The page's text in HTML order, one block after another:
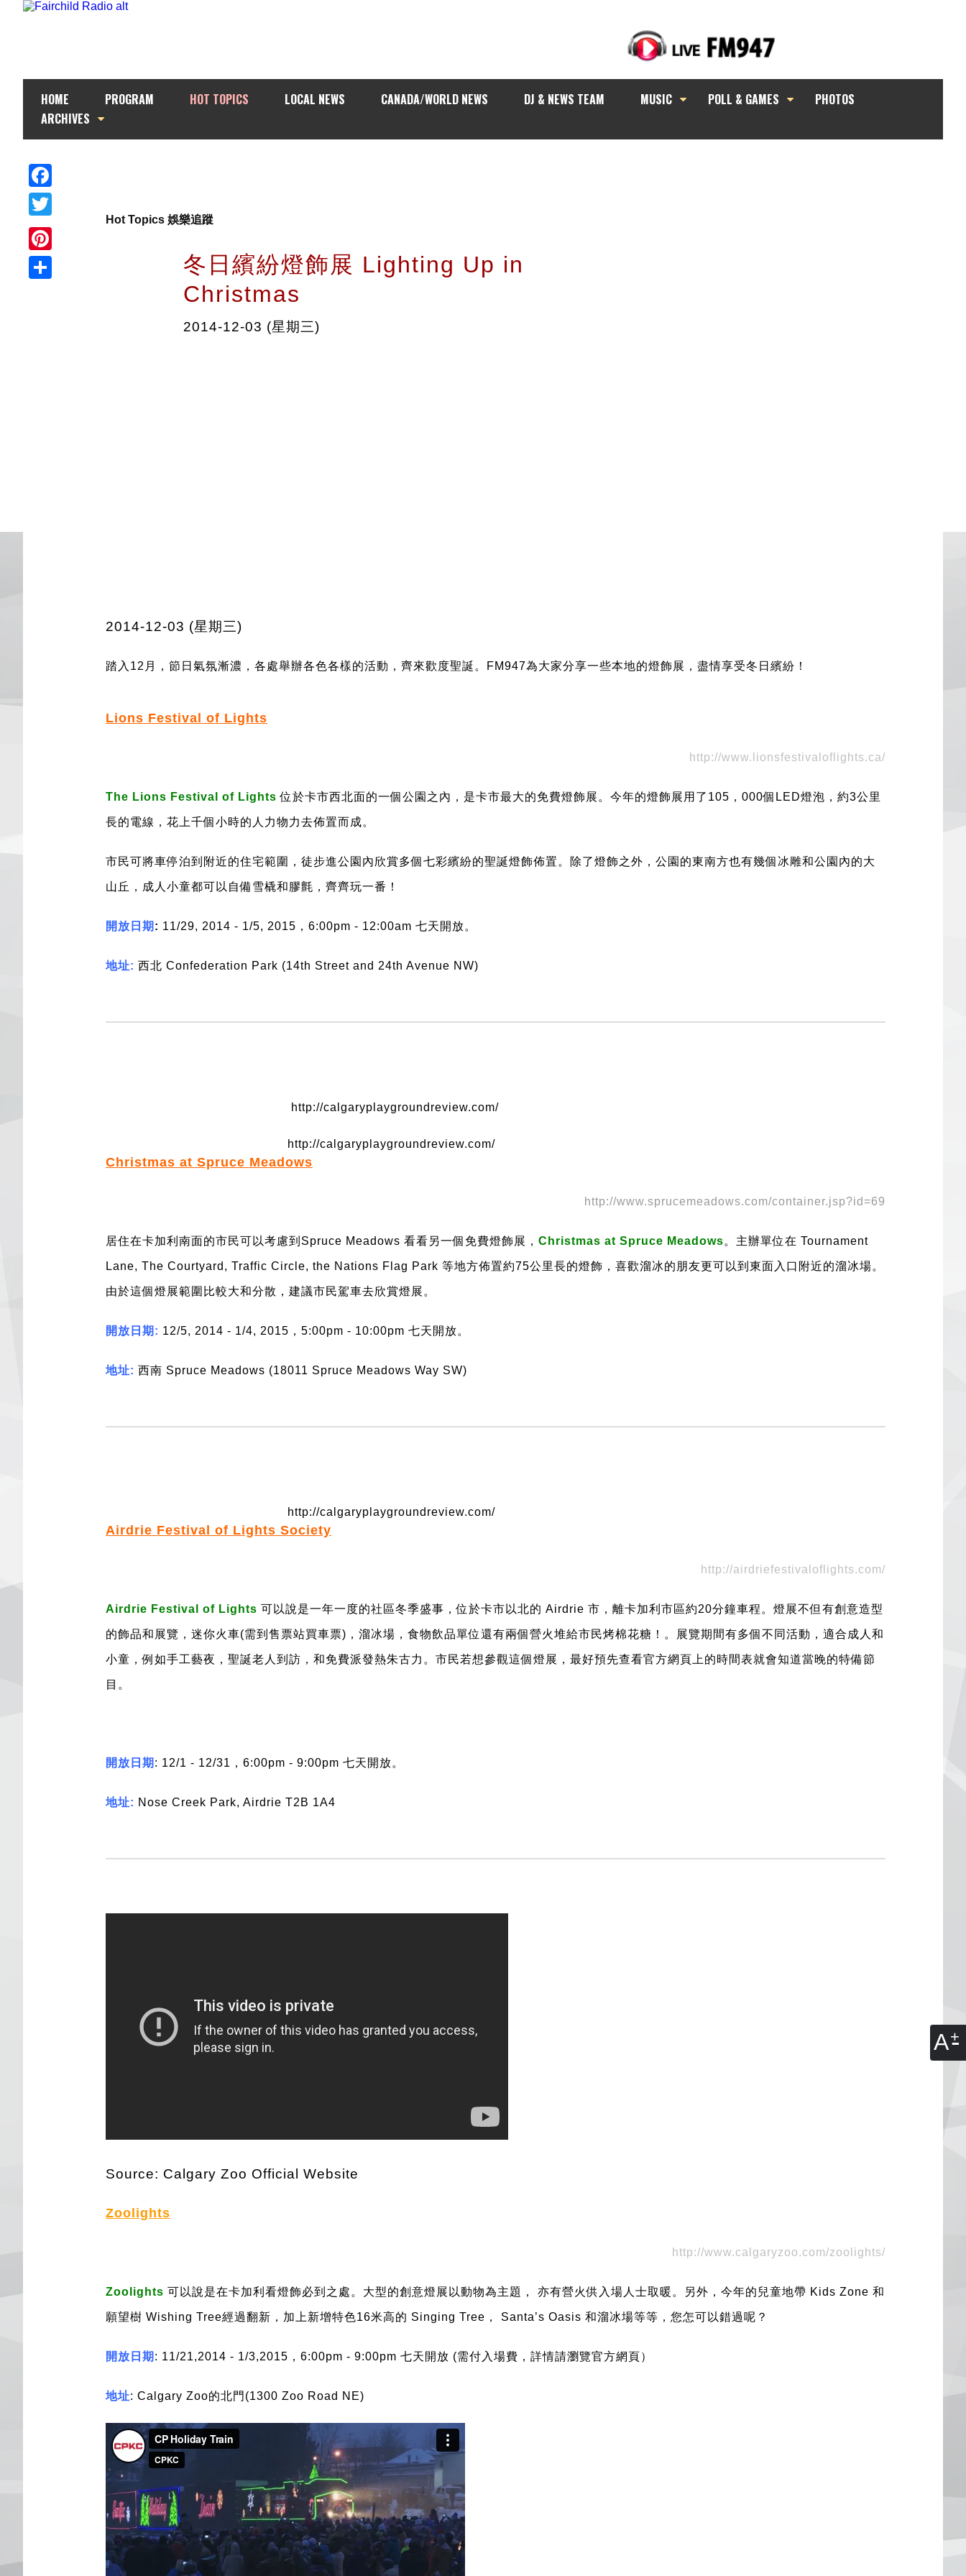
A
HOME PROGRAM HOT TOPICS LOCAL NEWS CANADA/WORLD NEWS DJ & NEWS TEAM MUSIC POLL & GAMES
PHOTOS
ARCHIVES
Facebook
Twitter
Pinterest
Hot Topics 娛樂追蹤
冬日繽紛燈飾展 Lighting Up in
Christmas
2014-12-03 (星期三)
2014-12-03 (星期三)
踏入12月，節日氣氛漸濃，各處舉辦各色各樣的活動，齊來歡度聖誕。FM947為大家分享一些本地的燈飾展，盡情享受冬日繽紛！
Lions Festival of Lights
http://www.lionsfestivaloflights.ca/
The Lions Festival of Lights 位於卡市西北面的一個公園之內，是卡市最大的免費燈飾展。今年的燈飾展用了105，000個LED燈泡，約3公里
長的電線，花上千個小時的人力物力去佈置而成。
市民可將車停泊到附近的住宅範圍，徒步進公園內欣賞多個七彩繽紛的聖誕燈飾佈置。除了燈飾之外，公園的東南方也有幾個冰雕和公園內的大
山丘，成人小童都可以自備雪橇和膠氈，齊齊玩一番！
開放日期 : 11/29, 2014 - 1/5, 2015 ， 6:00pm - 12:00am 七天開放。
地址: 西北 Confederation Park (14th Street and 24th Avenue NW)
http://calgaryplaygroundreview.com/
http://calgaryplaygroundreview.com/
Christmas at Spruce Meadows
http://www.sprucemeadows.com/container.jsp?id=69
居住在卡加利南面的市民可以考慮到 Spruce Meadows 看看另一個免費燈飾展， Christmas at Spruce Meadows。主辦單位在 Tournament
Lane, The Courtyard, Traffic Circle, the Nations Flag Park 等地方佈置約75公里長的燈飾， 喜歡溜冰的朋友更可以到 東面入口 附近的溜冰場。
由於這個燈展範圍比較大和分散，建議市民駕車去欣賞燈展。
開放日期 : 12/5, 2014 - 1/4, 2015 ， 5:00pm - 10:00pm 七天開放。
地址: 西南 Spruce Meadows (18011 Spruce Meadows Way SW)
http://calgaryplaygroundreview.com/
Airdrie Festival of Lights Society
http://airdriefestivaloflights.com/
Airdrie Festival of Lights 可以說是一年一度的社區冬季盛事，位於卡市以北的 Airdrie 市，離卡加利市區約20分鐘車程。燈展不但有創意造型
的飾品和展覽，迷你火車(需到售票站買車票)，溜冰場，食物飲品單位還有兩個營火堆給市民烤棉花糖！。展覽期間有多個不同活動，適合成人和
小童，例如手工藝夜，聖誕老人到訪，和免費派發熱朱古力。市民若想參觀這個燈展，最好預先查看官方網頁上的時間表就會知道當晚的特備節
目。
開放日期 : 12/1 - 12/31 ， 6:00pm - 9:00pm 七天開放。
地址: Nose Creek Park, Airdrie T2B 1A4
Source: Calgary Zoo Official Website
Zoolights
http://www.calgaryzoo.com/zoolights/
Zoolights 可以說是在卡加利看燈飾必到之處。大型的創意燈展以動物為主題， 亦有營火供入場人士取暖。另外，今年的兒童地帶 Kids Zone 和
願望樹 Wishing Tree經過翻新，加上新增特色16米高的 Singing Tree ， Santa’s Oasis 和溜冰場等等，您怎可以錯過呢？
開放日期 : 11/21,2014 - 1/3,2015 ， 6:00pm - 9:00pm 七天開放 (需付入場費，詳情請瀏覽官方網頁）
地址: Calgary Zoo的北門 (1300 Zoo Road NE)